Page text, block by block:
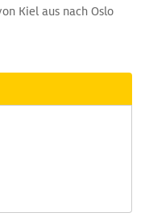
Kiel aus nach Oslo